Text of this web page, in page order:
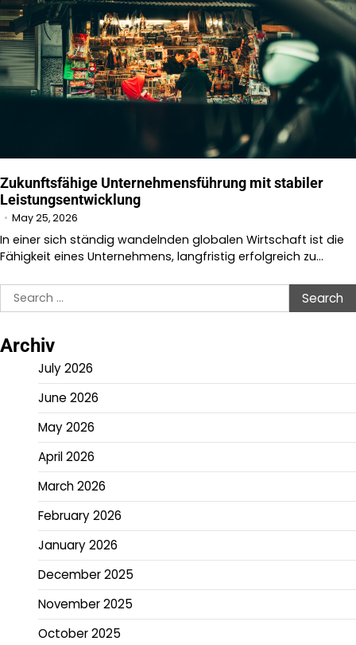
Zukunftsfähige Unternehmensführung mit stabiler
Leistungsentwicklung
May 25, 2026
In einer sich ständig wandelnden globalen Wirtschaft ist die
Fähigkeit eines Unternehmens, langfristig erfolgreich zu…
Search
for:
Archiv
July 2026
June 2026
May 2026
April 2026
March 2026
February 2026
January 2026
December 2025
November 2025
October 2025